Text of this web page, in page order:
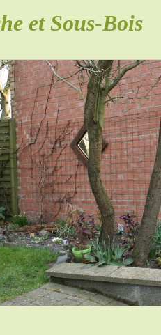
et Sous-Bois